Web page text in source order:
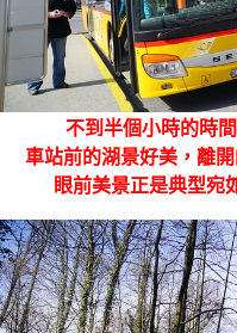
不到半個小時的時
車站前的湖景好美，離
眼前美景正是典型宛